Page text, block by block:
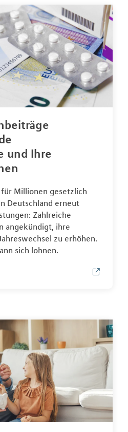
und Ihre
Millionen gesetzlich
Deutschland erneut
Zahlreiche
angekündigt, ihre
zu erhöhen.
sich lohnen.